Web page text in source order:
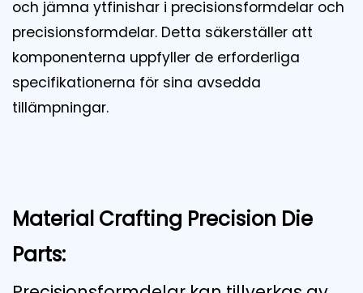
och jämna ytfinishar i precisionsformdelar och
precisionsformdelar. Detta säkerställer att
komponenterna uppfyller de erforderliga
specifikationerna för sina avsedda
tillämpningar.
Material Crafting Precision Die
Parts: